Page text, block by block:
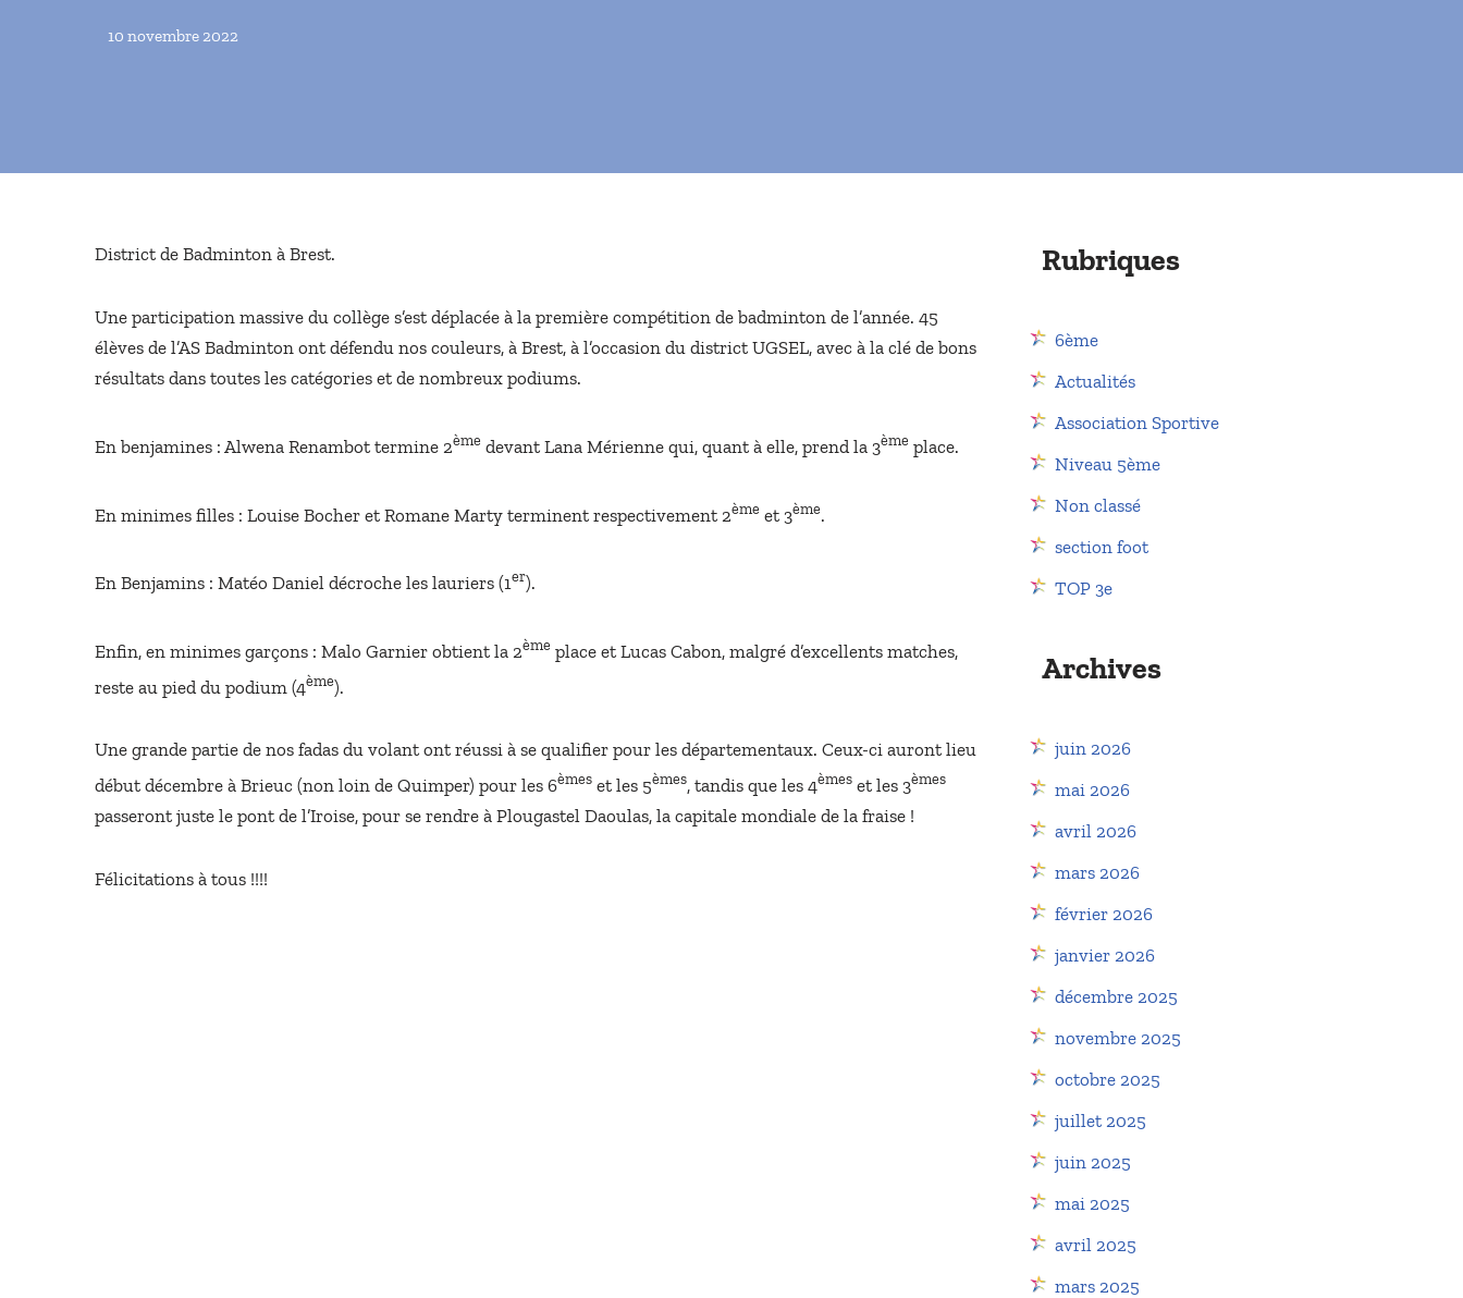
10 novembre 2022
District de Badminton à Brest.
Une participation massive du collège s’est déplacée à la première compétition de badminton de l’année. 45
élèves de l’AS Badminton ont défendu nos couleurs, à Brest, à l’occasion du district UGSEL, avec à la clé de bons
résultats dans toutes les catégories et de nombreux podiums.
En benjamines : Alwena Renambot termine 2ème devant Lana Mérienne qui, quant à elle, prend la 3ème place.
En minimes filles : Louise Bocher et Romane Marty terminent respectivement 2ème et 3ème.
En Benjamins : Matéo Daniel décroche les lauriers (1er).
Enfin, en minimes garçons : Malo Garnier obtient la 2ème place et Lucas Cabon, malgré d’excellents matches,
reste au pied du podium (4ème).
Une grande partie de nos fadas du volant ont réussi à se qualifier pour les départementaux. Ceux-ci auront lieu
début décembre à Brieuc (non loin de Quimper) pour les 6èmes et les 5èmes, tandis que les 4èmes et les 3èmes
passeront juste le pont de l’Iroise, pour se rendre à Plougastel Daoulas, la capitale mondiale de la fraise !
Félicitations à tous !!!!
Rubriques
6ème
Actualités
Association Sportive
Niveau 5ème
Non classé
section foot
TOP 3e
Archives
juin 2026
mai 2026
avril 2026
mars 2026
février 2026
janvier 2026
décembre 2025
novembre 2025
octobre 2025
juillet 2025
juin 2025
mai 2025
avril 2025
mars 2025